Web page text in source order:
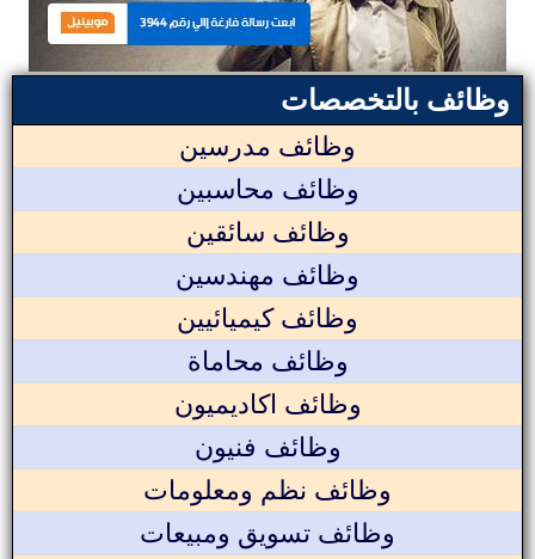
وظائف بالتخصصات
وظائف مدرسين
وظائف محاسبين
وظائف سائقين
وظائف مهندسين
وظائف كيميائيين
وظائف محاماة
وظائف اكاديميون
وظائف فنيون
وظائف نظم ومعلومات
وظائف تسويق ومبيعات